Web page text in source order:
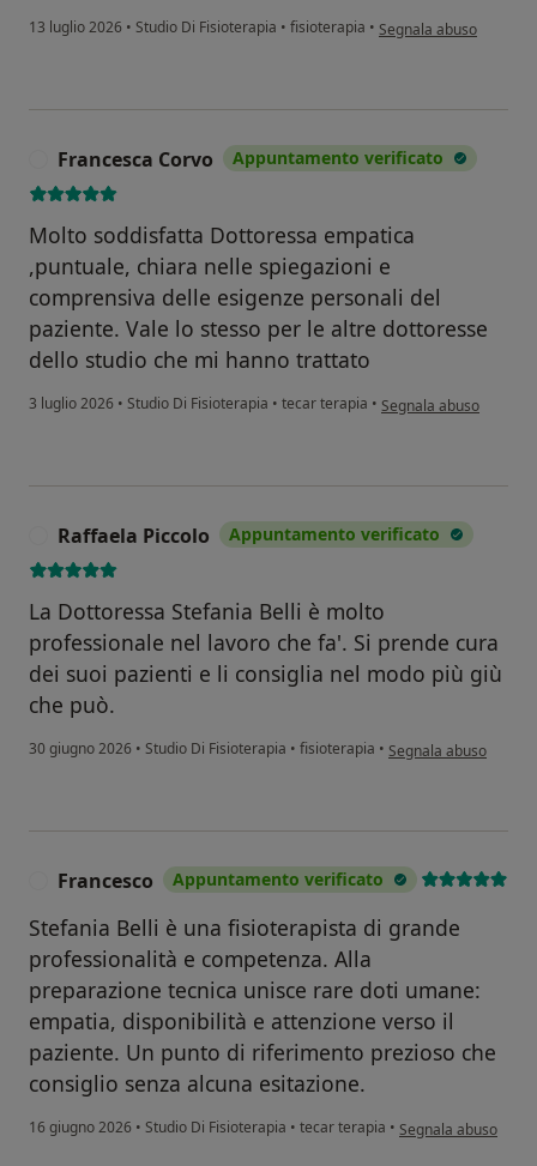
13 luglio 2026 • Studio Di Fisioterapia • fisioterapia • secondo l'opinione
Segnala abuso
Francesca Corvo Appuntamento verificato
Molto soddisfatta Dottoressa empatica
,puntuale, chiara nelle spiegazioni e
comprensiva delle esigenze personali del
paziente. Vale lo stesso per le altre dottoresse
dello studio che mi hanno trattato
3 luglio 2026 • Studio Di Fisioterapia • tecar terapia • secondo l'opinione
Segnala abuso
Raffaela Piccolo Appuntamento verificato
La Dottoressa Stefania Belli è molto
professionale nel lavoro che fa'. Si prende cura
dei suoi pazienti e li consiglia nel modo più giù
che può.
30 giugno 2026 • Studio Di Fisioterapia • fisioterapia • secondo l'opinione
Segnala abuso
Francesco Appuntamento verificato
Stefania Belli è una fisioterapista di grande
professionalità e competenza. Alla
preparazione tecnica unisce rare doti umane:
empatia, disponibilità e attenzione verso il
paziente. Un punto di riferimento prezioso che
consiglio senza alcuna esitazione.
16 giugno 2026 • Studio Di Fisioterapia • tecar terapia • secondo l'opinione
Segnala abuso